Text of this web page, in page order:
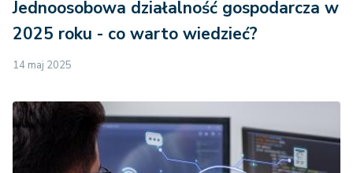
Jednoosobowa działalność gospodarcza w
2025 roku - co warto wiedzieć?
14 maj 2025